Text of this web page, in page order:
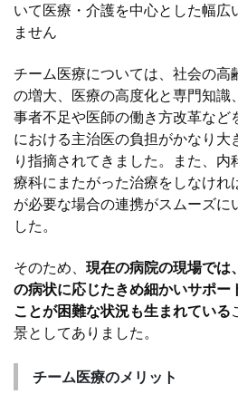
いて医療・介護を中心とした幅広
ません
チーム医療については、社会の高
の増大、医療の高度化と専門知識
事者不足や医師の働き方改革など
における主治医の負担がかなり大
り指摘されてきました。また、
療科にまたがった治療をしなけれ
が必要な場合の連携がスムーズに
した。
そのため、 現在の病院の現場では
の病状に応じたきめ細かいサポー
ことが困難な状況も生まれている
景としてありました。
チーム医療のメリット